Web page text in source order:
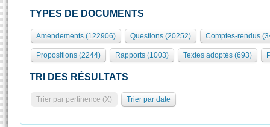
Présidence
577 députés
Groupes politiques
Séance publique
Commissions et autres organes
Europe et International
Pétitions
Rôle et pouvoirs de l'Assemblée
Organisation de l'Assemblée
Présidence Conférence des Présidents Bureau Collège des
Statistiques et chiffres clés
Visiter l'Assemblée
Visite virtuelle du palais Bourbon
Assister à une séance
TYPES DE DOCUMENTS
Amendements (122906) Questions (20252) Comptes-rendus
Propositions (2244) Rapports (1003) Textes adoptés (693)
TRI DES RÉSULTATS
Trier par pertinence (X) Trier par date